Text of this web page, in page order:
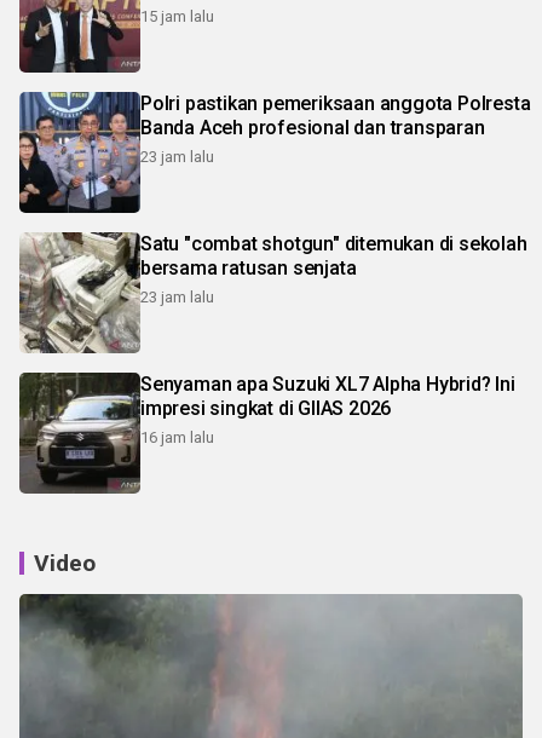
15 jam lalu
Polri pastikan pemeriksaan anggota Polresta
Banda Aceh profesional dan transparan
23 jam lalu
Satu "combat shotgun" ditemukan di sekolah
bersama ratusan senjata
23 jam lalu
Senyaman apa Suzuki XL7 Alpha Hybrid? Ini
impresi singkat di GIIAS 2026
16 jam lalu
Video